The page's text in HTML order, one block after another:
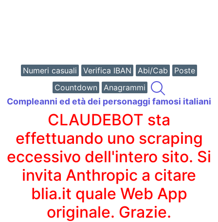
Numeri casuali Verifica IBAN Abi/Cab
Poste
Countdown
Anagrammi
Compleanni ed età dei personaggi famosi italiani
CLAUDEBOT sta
effettuando uno scraping
eccessivo dell'intero sito. Si
invita Anthropic a citare
blia.it quale Web App
originale. Grazie.